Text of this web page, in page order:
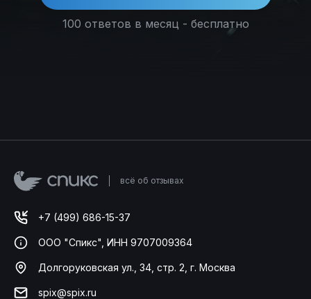
100 ответов в месяц - бесплатно
всё об отзывах
+7 (499) 686-15-37
ООО "Спикс", ИНН 9707009364
Долгоруковская ул., 34, стр. 2, г. Москва
spix@spix.ru